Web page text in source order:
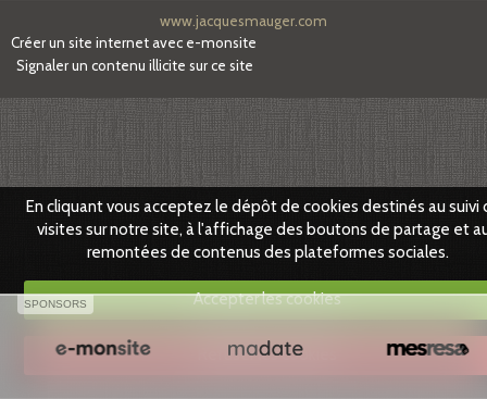
www.jacquesmauger.com
Créer un site internet avec e-monsite
Signaler un contenu illicite sur ce site
SPONSORS
En cliquant vous acceptez le dépôt de cookies destinés au suivi
visites sur notre site, à l'affichage des boutons de partage et
remontées de contenus des plateformes sociales.
Accepter les cookies
Refuser les cookies